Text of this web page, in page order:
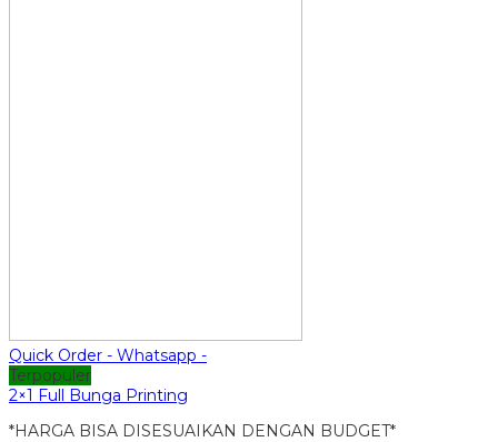
Quick Order - Whatsapp -
Terpopuler
2×1 Full Bunga Printing
*HARGA BISA DISESUAIKAN DENGAN BUDGET*